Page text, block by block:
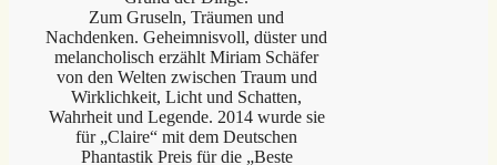
Zum Gruseln, Träumen und
Nachdenken. Geheimnisvoll, düster und
melancholisch erzählt Miriam Schäfer
von den Welten zwischen Traum und
Wirklichkeit, Licht und Schatten,
Wahrheit und Legende. 2014 wurde sie
für „Claire“ mit dem Deutschen
Phantastik Preis für die „Beste